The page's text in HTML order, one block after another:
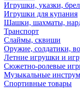
Игрушки, указки,
Игрушки для купания
Шашки, шахматы,
Транспорт
Слаймы, сквиши
Оружие, солдатики,
Летние игрушки и
Сюжетно-ролевые
Музыкальные
Спортивные товары